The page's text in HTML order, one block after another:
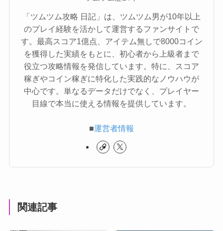
す。最高スコア1億点、アイテム無しで8000コイン
を獲得した実績をもとに、初心者から上級者まで
役立つ攻略情報を発信しています。特に、スコア
稼ぎやコイン稼ぎに特化した実践的なノウハウが
中心です。単なるデータだけでなく、プレイヤー
目線で本当に使える情報を提供しています。
■運営者情報